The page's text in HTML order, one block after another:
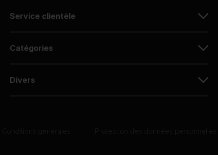
Service clientèle
Catégories
Divers